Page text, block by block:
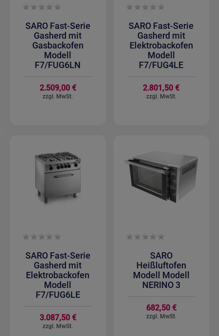
SARO Fast-Serie
Gasherd mit
Gasbackofen
Modell
F7/FUG6LN
2.509,00 €
SARO Fast-Serie
Gasherd mit
Elektrobackofen
Modell
F7/FUG4LE
2.801,50 €
SARO Fast-Serie
Gasherd mit
Elektrobackofen
Modell
F7/FUG6LE
3.087,50 €
SARO
Heißluftofen
Modell Modell
NERINO 3
682,50 €